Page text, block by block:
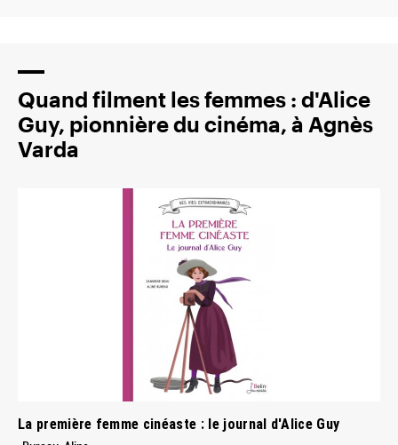
Quand filment les femmes : d'Alice
Guy, pionnière du cinéma, à Agnès
Varda
La première femme cinéaste : le journal d'Alice Guy